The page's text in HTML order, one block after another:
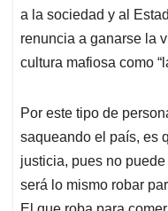
a la sociedad y al
renuncia a ganarse la
cultura mafiosa como
Por este tipo de
saqueando el país, es
justicia, pues no
será lo mismo robar